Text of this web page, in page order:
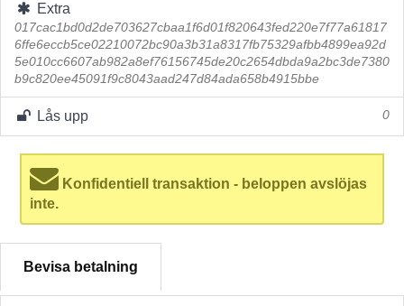
Extra
017cac1bd0d2de703627cbaa1f6d01f820643fed220e7f77a61817
6ffe6eccb5ce02210072bc90a3b31a8317fb75329afbb4899ea92d
5e010cc6607ab982a8ef76156745de20c2654dbda9a2bc3de7380
b9c820ee45091f9c8043aad247d84ada658b4915bbe
Lås upp 0
Konfidentiell transaktion - beloppen avslöjas
inte.
Bevisa betalning